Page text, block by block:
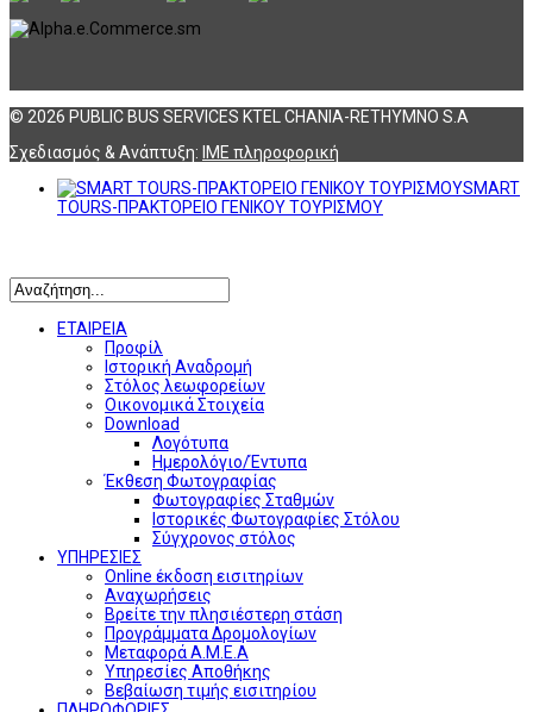
© 2026 PUBLIC BUS SERVICES KTEL CHANIA-RETHYMNO S.A
Σχεδιασμός & Ανάπτυξη: ΙΜΕ πληροφορική
SMART
TOURS-ΠΡΑΚΤΟΡΕΙΟ ΓΕΝΙΚΟΥ ΤΟΥΡΙΣΜΟΥ
ΕΤΑΙΡΕΙΑ
Προφίλ
Ιστορική Αναδρομή
Στόλος λεωφορείων
Οικονομικά Στοιχεία
Download
Λογότυπα
Ημερολόγιο/Έντυπα
Έκθεση Φωτογραφίας
Φωτογραφίες Σταθμών
Ιστορικές Φωτογραφίες Στόλου
Σύγχρονος στόλος
ΥΠΗΡΕΣΙΕΣ
Online έκδοση εισιτηρίων
Αναχωρήσεις
Βρείτε την πλησιέστερη στάση
Προγράμματα Δρομολογίων
Μεταφορά Α.Μ.Ε.Α
Υπηρεσίες Αποθήκης
Βεβαίωση τιμής εισιτηρίου